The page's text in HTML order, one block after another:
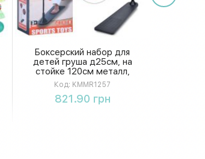
Боксерский набор для
детей груша д25см, на
стойке 120см металл,
подножка 52-15см, насос
KMMR1257
Код: KMMR1257
821.90 грн
Купить